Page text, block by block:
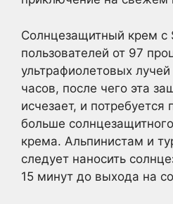
Солнцезащитный крем с
пользователей от 97
ультрафиолетовых
часов, после чего эта
исчезает, и потребуется
больше солнцезащитного
крема. Альпинистам и
следует наносить
15 минут до выхода на